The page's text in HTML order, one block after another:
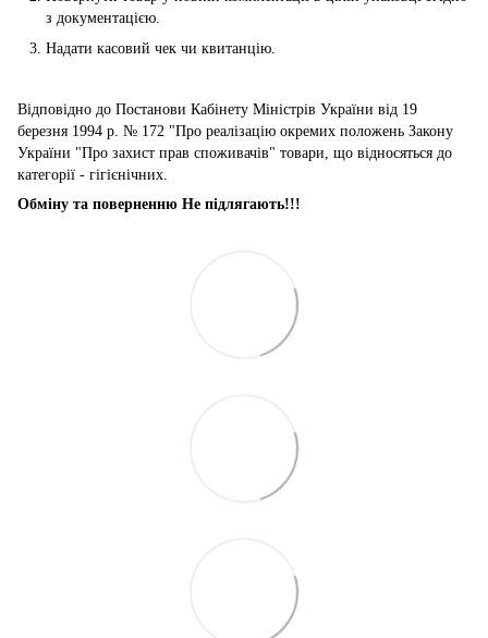
з документацією.
Надати касовий чек чи квитанцію.
Відповідно до Постанови Кабінету Міністрів України від 19
березня 1994 р. № 172 "Про реалізацію окремих положень Закону
України "Про захист прав споживачів" товари, що відносяться до
категорії - гігієнічних.
Обміну та поверненню Не підлягають!!!